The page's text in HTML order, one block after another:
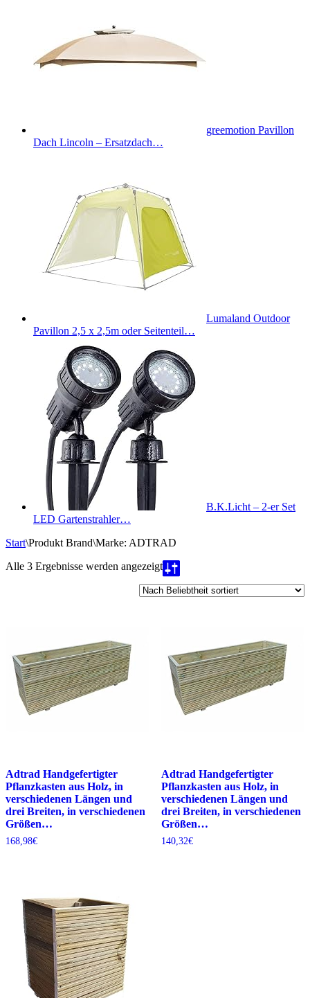
greemotion Pavillon
Dach Lincoln – Ersatzdach…
Lumaland Outdoor
Pavillon 2,5 x 2,5m oder Seitenteil…
B.K.Licht – 2-er Set
LED Gartenstrahler…
Start\Produkt Brand\Marke: ADTRAD
Alle 3 Ergebnisse werden angezeigtNach
Beliebtheit
sortiert
Adtrad Handgefertigter
Pflanzkasten aus Holz, in
verschiedenen Längen und
drei Breiten, in verschiedenen
Größen…
168,98€
Adtrad Handgefertigter
Pflanzkasten aus Holz, in
verschiedenen Längen und
drei Breiten, in verschiedenen
Größen…
140,32€